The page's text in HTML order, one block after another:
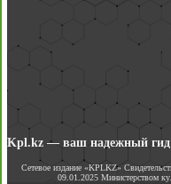
Kpl.kz — ваш надежный гид
Сетевое издание «KPLKZ»
09.01.2025 Министерством